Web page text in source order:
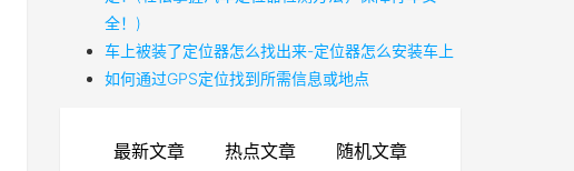
全！)
车上被装了定位器怎么找出来-定位器怎么安装车上
如何通过GPS定位找到所需信息或地点
最新文章 热点文章 随机文章